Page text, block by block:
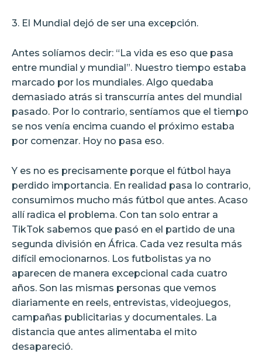
3. El Mundial dejó de ser una excepción.
Antes solíamos decir: “La vida es eso que pasa
entre mundial y mundial”. Nuestro tiempo estaba
marcado por los mundiales. Algo quedaba
demasiado atrás si transcurría antes del mundial
pasado. Por lo contrario, sentíamos que el tiempo
se nos venía encima cuando el próximo estaba
por comenzar. Hoy no pasa eso.
Y es no es precisamente porque el fútbol haya
perdido importancia. En realidad pasa lo contrario,
consumimos mucho más fútbol que antes. Acaso
allí radica el problema. Con tan solo entrar a
TikTok sabemos que pasó en el partido de una
segunda división en África. Cada vez resulta más
difícil emocionarnos. Los futbolistas ya no
aparecen de manera excepcional cada cuatro
años. Son las mismas personas que vemos
diariamente en reels, entrevistas, videojuegos,
campañas publicitarias y documentales. La
distancia que antes alimentaba el mito
desapareció.